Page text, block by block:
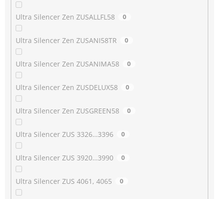
Ultra Silencer Zen ZUSALLFL58 0
Ultra Silencer Zen ZUSANI58TR 0
Ultra Silencer Zen ZUSANIMA58 0
Ultra Silencer Zen ZUSDELUX58 0
Ultra Silencer Zen ZUSGREEN58 0
Ultra Silencer ZUS 3326…3396 0
Ultra Silencer ZUS 3920…3990 0
Ultra Silencer ZUS 4061, 4065 0